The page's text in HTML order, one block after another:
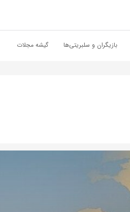
بازیگران و سلبریتی‌ها گیشه مجلات